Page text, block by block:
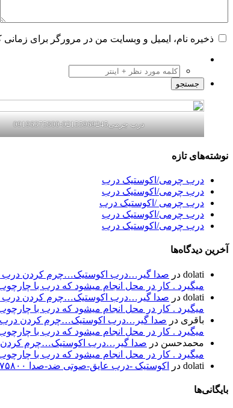
ذخیره نام، ایمیل و وبسایت من در مرورگر برای
درب چرمی02155969245-09196375800
نوشته‌های تازه
درب چرمی/اکوستیک درب
درب چرمی/اکوستیک درب
درب چرمی /اکوستیک درب
درب چرمی/اکوستیک درب
درب چرمی/اکوستیک درب
آخرین دیدگاه‌ها
dolati در صدا گیر…درب اکوستیک…چرم کردن درب
میگیرد . کار در محل انجام میشود که درب با چارچوب فیکس میشود۰۹۱۹۶۳۷۵۸۰۰-
dolati در صدا گیر…درب اکوستیک…چرم کردن درب
میگیرد . کار در محل انجام میشود که درب با چارچوب فیکس میشود۰۹۱۹۶۳۷۵۸۰۰-
باقری در صدا گیر…درب اکوستیک…چرم کردن درب
میگیرد . کار در محل انجام میشود که درب با چارچوب فیکس میشود۰۹۱۹۶۳۷۵۸۰۰-
محمدحسن در صدا گیر…درب اکوستیک…چرم کردن
میگیرد . کار در محل انجام میشود که درب با چارچوب فیکس میشود۰۹۱۹۶۳۷۵۸۰۰-
dolati در اکوستیک -درب عایق-صوتی ضد-صدا ۰۹۱۹۶۳۷۵۸۰۰ ۰۹۳۰۷۸۰۱۷۸۸
بایگانی‌ها